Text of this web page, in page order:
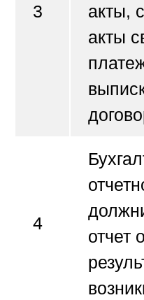
3
акты,
акты
4
отчет